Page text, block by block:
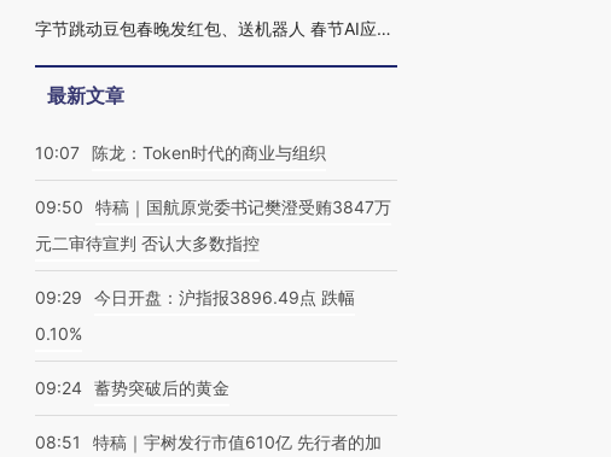
字节跳动豆包春晚发红包、送机器人 春节AI应用入口竞争加剧(含视频)
最新文章
10:07 陈龙：Token时代的商业与组织
09:50
特稿｜国航原党委书记樊澄受贿3847万
元二审待宣判 否认大多数指控
09:29
今日开盘：沪指报3896.49点 跌幅
0.10%
09:24 蓄势突破后的黄金
08:51
特稿｜宇树发行市值610亿 先行者的加